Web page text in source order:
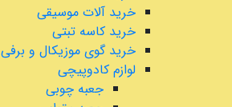
خرید آلات موسیقی
خرید کاسه تبتی
خرید گوی موزیکال و برفی
لوازم کادوپیچی
جعبه چوبی